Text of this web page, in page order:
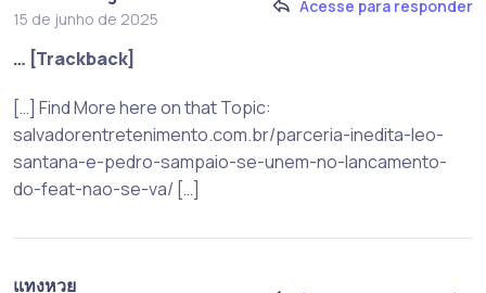
15 de junho de 2025
Acesse para responder
… [Trackback]
[…] Find More here on that Topic:
salvadorentretenimento.com.br/parceria-inedita-leo-
santana-e-pedro-sampaio-se-unem-no-lancamento-
do-feat-nao-se-va/ […]
แทงหวย